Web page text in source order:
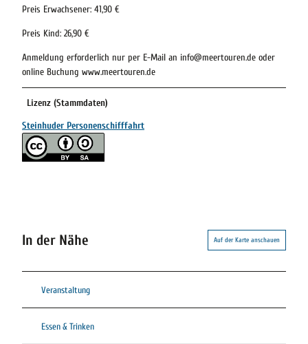
Preis Erwachsener: 41,90 €
Preis Kind: 26,90 €
Anmeldung erforderlich nur per E-Mail an info@meertouren.de oder
online Buchung www.meertouren.de
Lizenz (Stammdaten)
Steinhuder Personenschifffahrt
In der Nähe Auf der Karte anschauen
Veranstaltung
Essen & Trinken